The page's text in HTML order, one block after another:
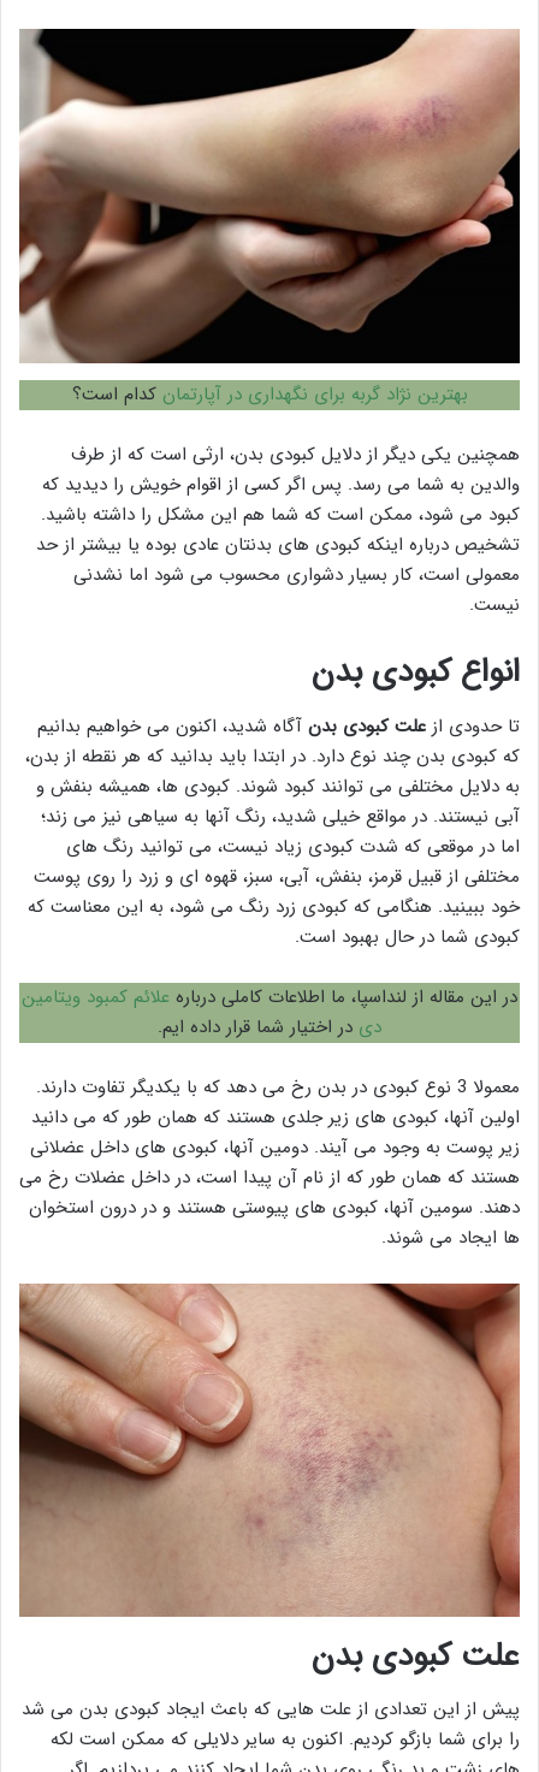
بهترین نژاد گربه برای نگهداری در آپارتمان کدام است؟
همچنین یکی دیگر از دلایل کبودی بدن، ارثی است که از طرف
والدین به شما می رسد. پس اگر کسی از اقوام خویش را دیدید که
کبود می شود، ممکن است که شما هم این مشکل را داشته باشید.
تشخیص درباره اینکه کبودی های بدنتان عادی بوده یا بیشتر از حد
معمولی است، کار بسیار دشواری محسوب می شود اما نشدنی
نیست.
انواع کبودی بدن
تا حدودی از علت کبودی بدن آگاه شدید، اکنون می خواهیم بدانیم
که کبودی بدن چند نوع دارد. در ابتدا باید بدانید که هر نقطه از بدن،
به دلایل مختلفی می توانند کبود شوند. کبودی ها، همیشه بنفش و
آبی نیستند. در مواقع خیلی شدید، رنگ آنها به سیاهی نیز می زند؛
اما در موقعی که شدت کبودی زیاد نیست، می توانید رنگ های
مختلفی از قبیل قرمز، بنفش، آبی، سبز، قهوه ای و زرد را روی پوست
خود ببینید. هنگامی که کبودی زرد رنگ می شود، به این معناست که
کبودی شما در حال بهبود است.
در این مقاله از لنداسپا، ما اطلاعات کاملی درباره علائم کمبود ویتامین
دی در اختیار شما قرار داده ایم.
معمولا 3 نوع کبودی در بدن رخ می دهد که با یکدیگر تفاوت دارند.
اولین آنها، کبودی های زیر جلدی هستند که همان طور که می دانید
زیر پوست به وجود می آیند. دومین آنها، کبودی های داخل عضلانی
هستند که همان طور که از نام آن پیدا است، در داخل عضلات رخ می
دهند. سومین آنها، کبودی های پیوستی هستند و در درون استخوان
ها ایجاد می شوند.
علت کبودی بدن
پیش از این تعدادی از علت هایی که باعث ایجاد کبودی بدن می شد
را برای شما بازگو کردیم. اکنون به سایر دلایلی که ممکن است لکه